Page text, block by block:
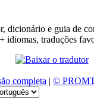
dicionário e guia de
idiomas, traduções
completa | ©